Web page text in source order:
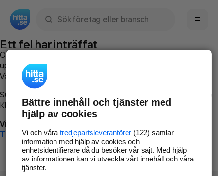
Ett fel har inträffat
Om du vill kan du
uppstod så att vi lättare och snabbare kan avhjälpa det.
Vänligen försök med följande:
Surfa till
Klicka påTillbaka-knappen i webbläsaren och försök igen
Vi beklagar besväret!
Till startsidan
Bättre innehåll och tjänster med
hjälp av cookies
Vi och våra tredjepartsleverantörer(122) samlar
information med hjälp av cookies och
enhetsidentifierare då du besöker vår sajt. Med hjälp
av informationen kan vi utveckla vårt innehåll och våra
tjänster.